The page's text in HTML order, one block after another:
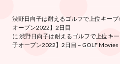
渋野日向子は耐えるゴルフで上位キー
オープン2022】2日目
に 渋野日向子は耐えるゴルフで上位キ
子オープン2022】2日目 – GOLF Movies